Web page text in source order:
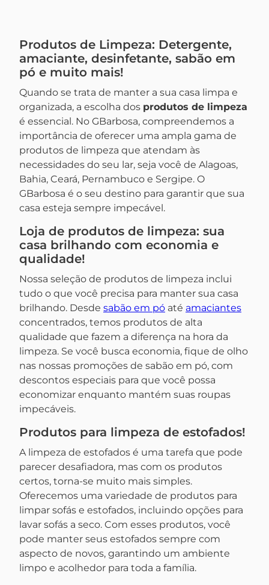
Produtos de Limpeza: Detergente,
amaciante, desinfetante, sabão em
pó e muito mais!
Quando se trata de manter a sua casa limpa e
organizada, a escolha dos produtos de limpeza
é essencial. No GBarbosa, compreendemos a
importância de oferecer uma ampla gama de
produtos de limpeza que atendam às
necessidades do seu lar, seja você de Alagoas,
Bahia, Ceará, Pernambuco e Sergipe. O
GBarbosa é o seu destino para garantir que sua
casa esteja sempre impecável.
Loja de produtos de limpeza: sua
casa brilhando com economia e
qualidade!
Nossa seleção de produtos de limpeza inclui
tudo o que você precisa para manter sua casa
brilhando. Desde sabão em pó até amaciantes
concentrados, temos produtos de alta
qualidade que fazem a diferença na hora da
limpeza. Se você busca economia, fique de olho
nas nossas promoções de sabão em pó, com
descontos especiais para que você possa
economizar enquanto mantém suas roupas
impecáveis.
Produtos para limpeza de estofados!
A limpeza de estofados é uma tarefa que pode
parecer desafiadora, mas com os produtos
certos, torna-se muito mais simples.
Oferecemos uma variedade de produtos para
limpar sofás e estofados, incluindo opções para
lavar sofás a seco. Com esses produtos, você
pode manter seus estofados sempre com
aspecto de novos, garantindo um ambiente
limpo e acolhedor para toda a família.